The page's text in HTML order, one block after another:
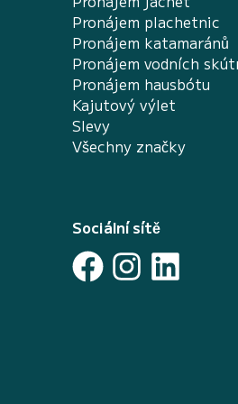
Pronájem plachetnic
Pronájem katamaránů
Pronájem vodních
Pronájem hausbótu
Kajutový výlet
Slevy
Všechny značky
Sociální sítě